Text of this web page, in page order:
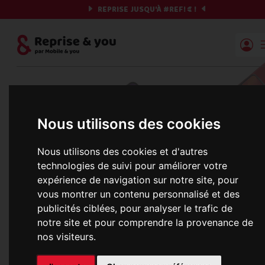
Nous utilisons des cookies
Nous utilisons des cookies et d'autres
technologies de suivi pour améliorer votre
expérience de navigation sur notre site, pour
vous montrer un contenu personnalisé et des
publicités ciblées, pour analyser le trafic de
notre site et pour comprendre la provenance de
nos visiteurs.
REPRISE JUSQU'À #REF!€ !
Reprise | Mobile & you
Préparez votre chrono et vos informations,
c'est parti !
Nous récupérons les meilleures
Une erreur est survenue :